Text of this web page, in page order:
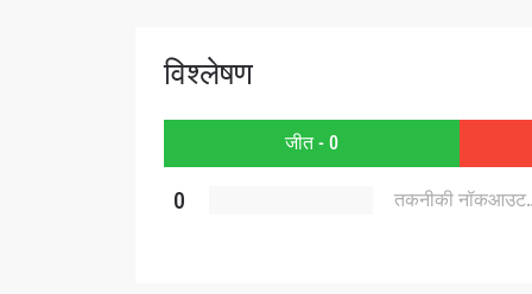
विश्लेषण
जीत - 0
0
तकनीकी नॉकआउट